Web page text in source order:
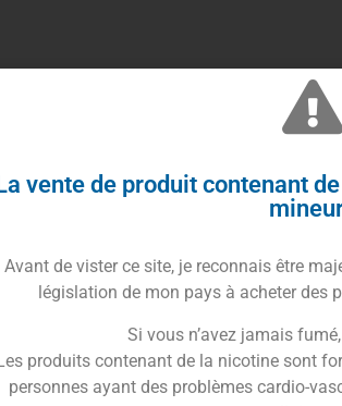
et incontournables, découvrez le
par des saveurs naturelle
à travers les continents, pour
de
Cigarillo
, intense et parfumé.
de fumer, l’arôme classique de ce
vente de produit contenant
Avant de vister ce site, je reconnais être
législation de mon pays à acheter des
Si vous n’avez jamais
produits contenant de la nicotine sont
personnes ayant des problèmes cardio-